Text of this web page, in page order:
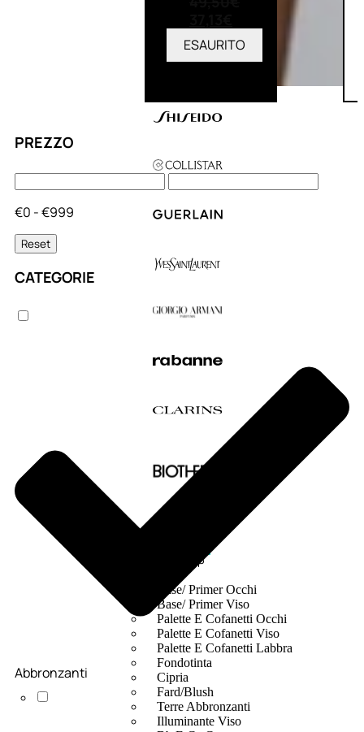
MAKE UP
Base/ Primer Occhi
Base/ Primer Viso
Palette E Cofanetti Occhi
Palette E Cofanetti Viso
Palette E Cofanetti Labbra
Fondotinta
Cipria
Fard/Blush
Terre Abbronzanti
Illuminante Viso
PREZZO
€0 - €999
Reset
CATEGORIE
Abbronzanti
ESAURITO